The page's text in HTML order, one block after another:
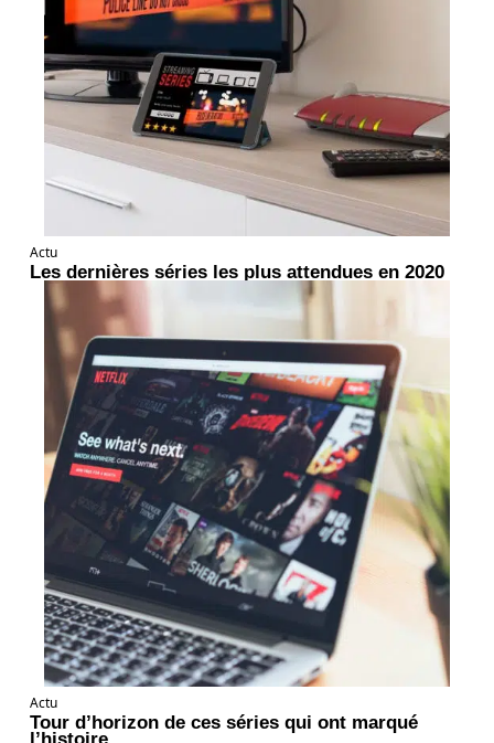
Actu
Les dernières séries les plus attendues en 2020
Actu
Tour d’horizon de ces séries qui ont marqué